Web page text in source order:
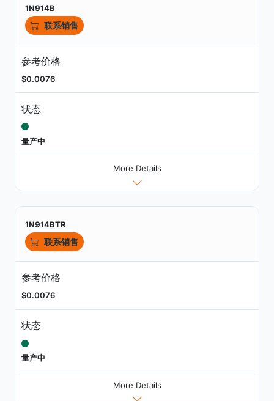
1N914B
联系销售
参考价格
$0.0076
状态
量产中
More Details
1N914BTR
联系销售
参考价格
$0.0076
状态
量产中
More Details